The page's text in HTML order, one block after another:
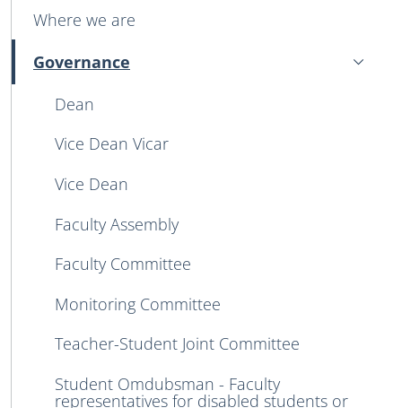
MAIN NAVIGATION
Where we are
Governance
Active
Dean
Vice Dean Vicar
Vice Dean
Faculty Assembly
Faculty Committee
Monitoring Committee
Teacher-Student Joint Committee
Student Omdubsman - Faculty
representatives for disabled students or